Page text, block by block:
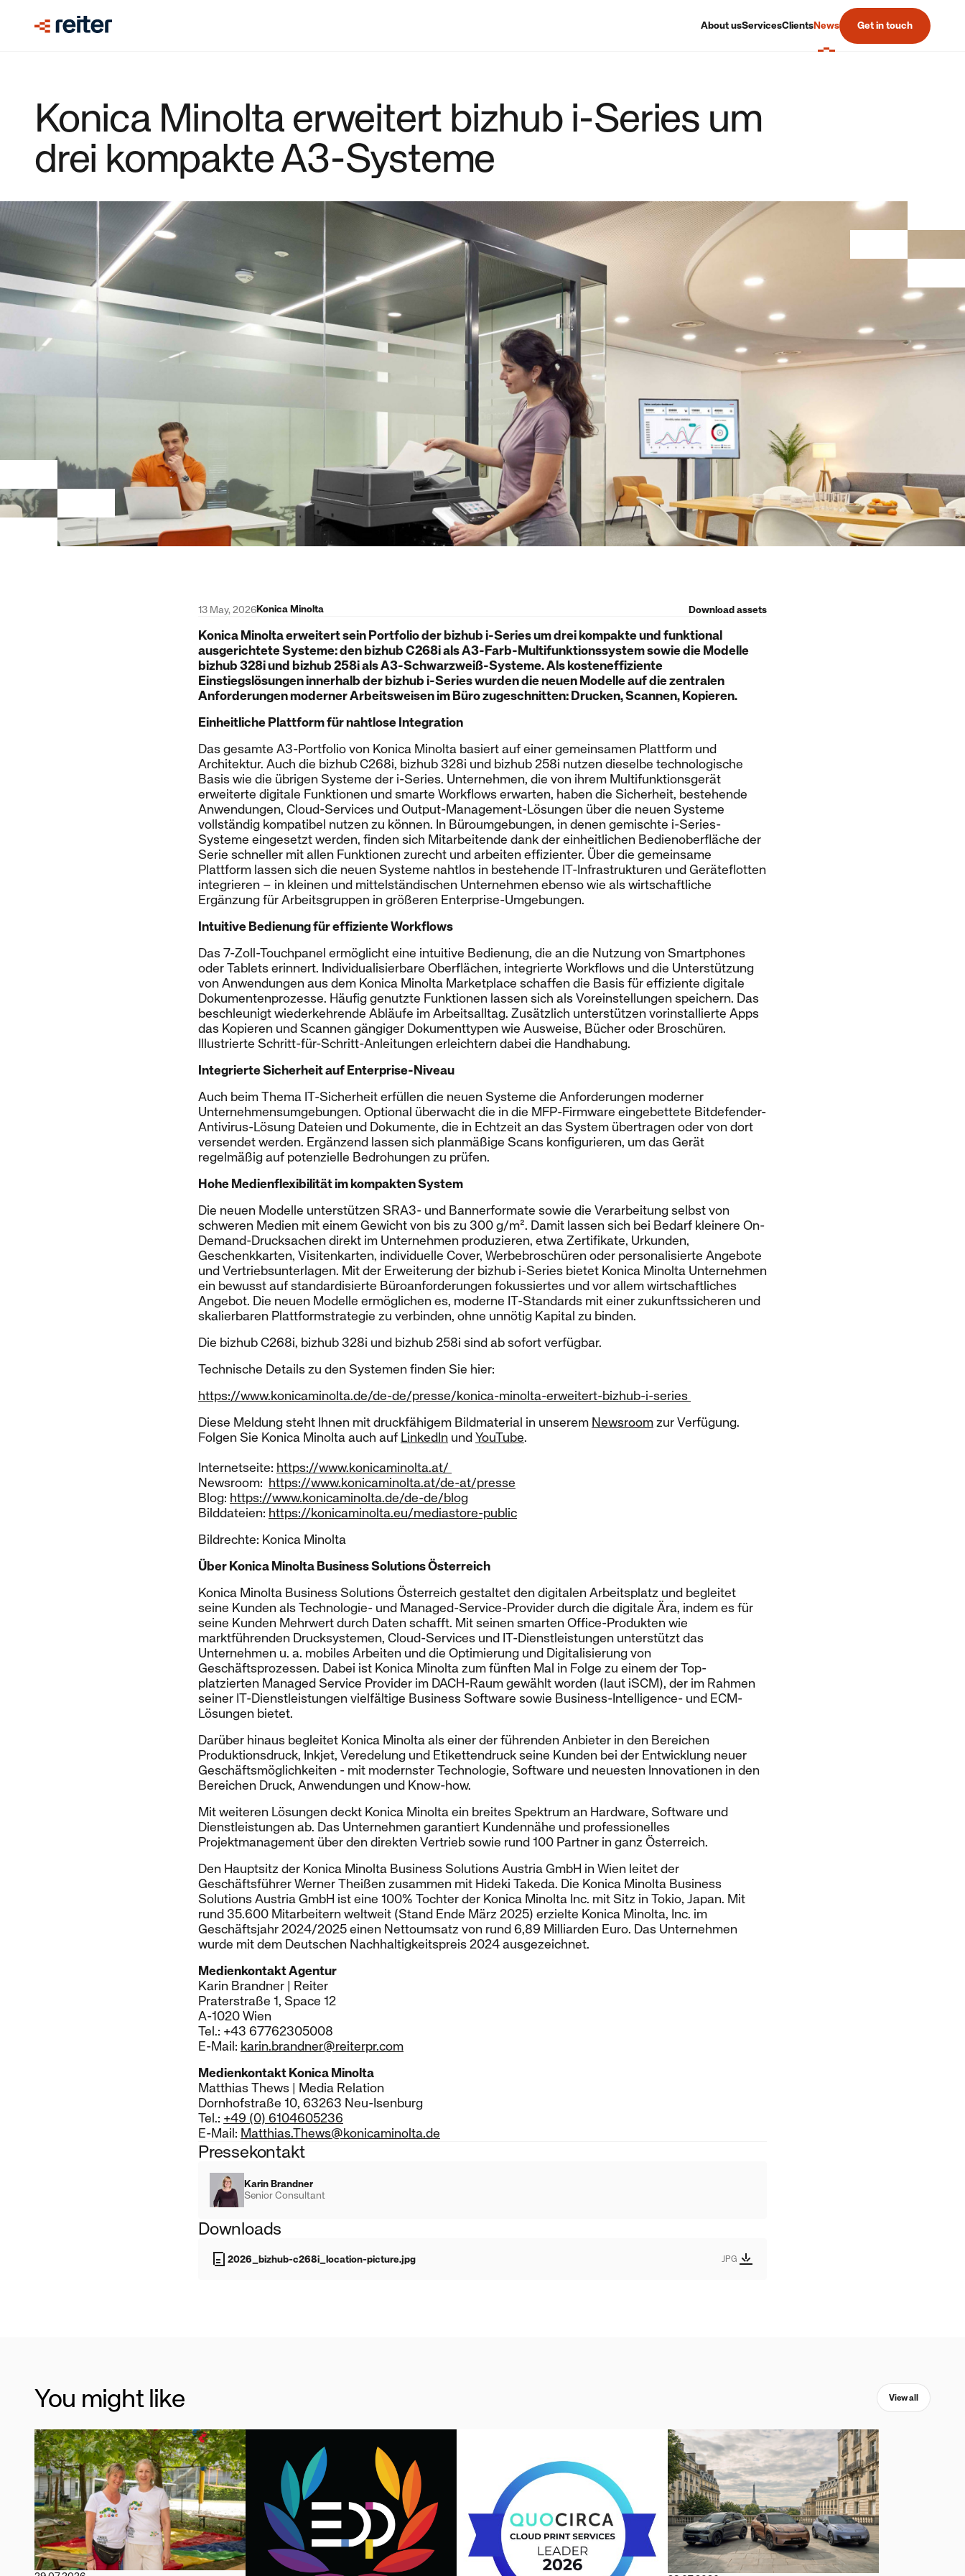
About usServicesClientsNews Get in touch
Konica Minolta erweitert bizhub i-Series um
drei kompakte A3-Systeme
13 May, 2026Konica Minolta Download assets
Konica Minolta erweitert sein Portfolio der bizhub i-Series um drei kompakte und funktional
ausgerichtete Systeme: den bizhub C268i als A3-Farb-Multifunktionssystem sowie die Modelle
bizhub 328i und bizhub 258i als A3-Schwarzweiß-Systeme. Als kosteneffiziente
Einstiegslösungen innerhalb der bizhub i-Series wurden die neuen Modelle auf die zentralen
Anforderungen moderner Arbeitsweisen im Büro zugeschnitten: Drucken, Scannen, Kopieren.
Einheitliche Plattform für nahtlose Integration
Das gesamte A3-Portfolio von Konica Minolta basiert auf einer gemeinsamen Plattform und
Architektur. Auch die bizhub C268i, bizhub 328i und bizhub 258i nutzen dieselbe technologische
Basis wie die übrigen Systeme der i-Series. Unternehmen, die von ihrem Multifunktionsgerät
erweiterte digitale Funktionen und smarte Workflows erwarten, haben die Sicherheit, bestehende
Anwendungen, Cloud-Services und Output-Management-Lösungen über die neuen Systeme
vollständig kompatibel nutzen zu können. In Büroumgebungen, in denen gemischte i-Series-
Systeme eingesetzt werden, finden sich Mitarbeitende dank der einheitlichen Bedienoberfläche der
Serie schneller mit allen Funktionen zurecht und arbeiten effizienter. Über die gemeinsame
Plattform lassen sich die neuen Systeme nahtlos in bestehende IT-Infrastrukturen und Geräteflotten
integrieren – in kleinen und mittelständischen Unternehmen ebenso wie als wirtschaftliche
Ergänzung für Arbeitsgruppen in größeren Enterprise-Umgebungen.
Intuitive Bedienung für effiziente Workflows
Das 7-Zoll-Touchpanel ermöglicht eine intuitive Bedienung, die an die Nutzung von Smartphones
oder Tablets erinnert. Individualisierbare Oberflächen, integrierte Workflows und die Unterstützung
von Anwendungen aus dem Konica Minolta Marketplace schaffen die Basis für effiziente digitale
Dokumentenprozesse. Häufig genutzte Funktionen lassen sich als Voreinstellungen speichern. Das
beschleunigt wiederkehrende Abläufe im Arbeitsalltag. Zusätzlich unterstützen vorinstallierte Apps
das Kopieren und Scannen gängiger Dokumenttypen wie Ausweise, Bücher oder Broschüren.
Illustrierte Schritt-für-Schritt-Anleitungen erleichtern dabei die Handhabung.
Integrierte Sicherheit auf Enterprise-Niveau
Auch beim Thema IT-Sicherheit erfüllen die neuen Systeme die Anforderungen moderner
Unternehmensumgebungen. Optional überwacht die in die MFP-Firmware eingebettete Bitdefender-
Antivirus-Lösung Dateien und Dokumente, die in Echtzeit an das System übertragen oder von dort
versendet werden. Ergänzend lassen sich planmäßige Scans konfigurieren, um das Gerät
regelmäßig auf potenzielle Bedrohungen zu prüfen.
Hohe Medienflexibilität im kompakten System
Die neuen Modelle unterstützen SRA3- und Bannerformate sowie die Verarbeitung selbst von
schweren Medien mit einem Gewicht von bis zu 300 g/m². Damit lassen sich bei Bedarf kleinere On-
Demand-Drucksachen direkt im Unternehmen produzieren, etwa Zertifikate, Urkunden,
Geschenkkarten, Visitenkarten, individuelle Cover, Werbebroschüren oder personalisierte Angebote
und Vertriebsunterlagen. Mit der Erweiterung der bizhub i-Series bietet Konica Minolta Unternehmen
ein bewusst auf standardisierte Büroanforderungen fokussiertes und vor allem wirtschaftliches
Angebot. Die neuen Modelle ermöglichen es, moderne IT-Standards mit einer zukunftssicheren und
skalierbaren Plattformstrategie zu verbinden, ohne unnötig Kapital zu binden.
Die bizhub C268i, bizhub 328i und bizhub 258i sind ab sofort verfügbar.
Technische Details zu den Systemen finden Sie hier:
https://www.konicaminolta.de/de-de/presse/konica-minolta-erweitert-bizhub-i-series
Diese Meldung steht Ihnen mit druckfähigem Bildmaterial in unserem Newsroomzur Verfügung.
Folgen Sie Konica Minolta auch auf LinkedIn undYouTube.
Internetseite: https://www.konicaminolta.at/
Newsroom: https://www.konicaminolta.at/de-at/presse
Blog: https://www.konicaminolta.de/de-de/blog
Bilddateien: https://konicaminolta.eu/mediastore-public
Bildrechte: Konica Minolta
Über Konica Minolta Business Solutions Österreich
Konica Minolta Business Solutions Österreich gestaltet den digitalen Arbeitsplatz und begleitet
seine Kunden als Technologie- und Managed-Service-Provider durch die digitale Ära, indem es für
seine Kunden Mehrwert durch Daten schafft. Mit seinen smarten Office-Produkten wie
marktführenden Drucksystemen, Cloud-Services und IT-Dienstleistungen unterstützt das
Unternehmen u. a. mobiles Arbeiten und die Optimierung und Digitalisierung von
Geschäftsprozessen. Dabei ist Konica Minolta zum fünften Mal in Folge zu einem der Top-
platzierten Managed Service Provider im DACH-Raum gewählt worden (laut iSCM), der im Rahmen
seiner IT-Dienstleistungen vielfältige Business Software sowie Business-Intelligence- und ECM-
Lösungen bietet.
Darüber hinaus begleitet Konica Minolta als einer der führenden Anbieter in den Bereichen
Produktionsdruck, Inkjet, Veredelung und Etikettendruck seine Kunden bei der Entwicklung neuer
Geschäftsmöglichkeiten - mit modernster Technologie, Software und neuesten Innovationen in den
Bereichen Druck, Anwendungen und Know-how.
Mit weiteren Lösungen deckt Konica Minolta ein breites Spektrum an Hardware, Software und
Dienstleistungen ab. Das Unternehmen garantiert Kundennähe und professionelles
Projektmanagement über den direkten Vertrieb sowie rund 100 Partner in ganz Österreich.
Den Hauptsitz der Konica Minolta Business Solutions Austria GmbH in Wien leitet der
Geschäftsführer Werner Theißen zusammen mit Hideki Takeda. Die Konica Minolta Business
Solutions Austria GmbH ist eine 100% Tochter der Konica Minolta Inc. mit Sitz in Tokio, Japan. Mit
rund 35.600 Mitarbeitern weltweit (Stand Ende März 2025) erzielte Konica Minolta, Inc. im
Geschäftsjahr 2024/2025 einen Nettoumsatz von rund 6,89 Milliarden Euro. Das Unternehmen
wurde mit dem Deutschen Nachhaltigkeitspreis 2024 ausgezeichnet.
Medienkontakt Agentur
Karin Brandner | Reiter
Praterstraße 1, Space 12
A-1020 Wien
Tel.: +43 67762305008
E-Mail: karin.brandner@reiterpr.com
Medienkontakt Konica Minolta
Matthias Thews | Media Relation
Dornhofstraße 10, 63263 Neu-Isenburg
Tel.: +49 (0) 6104605236
E-Mail: Matthias.Thews@konicaminolta.de
Pressekontakt
Karin Brandner
Senior Consultant
Downloads
2026_bizhub-c268i_location-picture.jpg JPG
You might like View all